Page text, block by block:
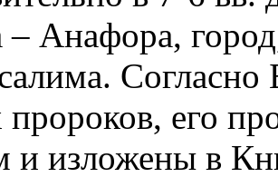
– Анафора,
пророков, его
и изложены в